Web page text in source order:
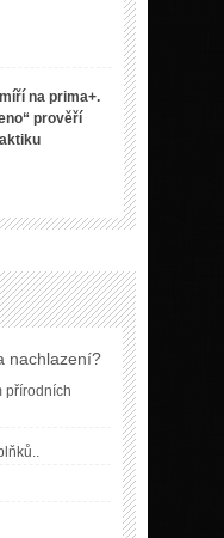
na prima+.
prověří
nachlazení?
přírodních